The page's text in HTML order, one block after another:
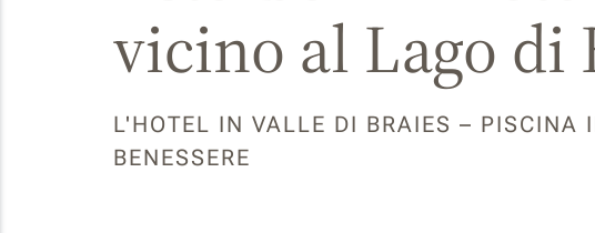
vicino al Lago di
L'HOTEL IN VALLE DI BRAIES – PISCINA
BENESSERE